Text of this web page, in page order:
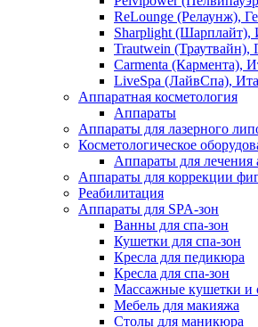
ReLounge (Релаунж),
Sharplight
Trautwein (Траутвайн),
Carmenta (Кармента),
LiveSpa (ЛайвСпа),
Аппаратная косметология
Аппараты
Аппараты для лазерного
Косметологическое
Аппараты для лечения
Аппараты для коррекции
Реабилитация
Аппараты для SPA-зон
Ванны для спа-зон
Кушетки для спа-зон
Кресла для педикюра
Кресла для спа-зон
Массажные кушетки и
Мебель для макияжа
Столы для маникюра